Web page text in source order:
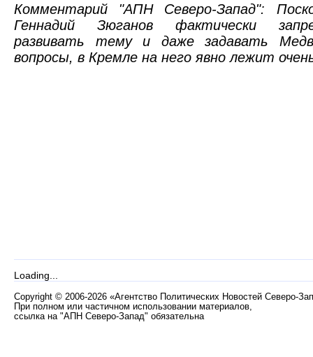
Комментарий "АПН Северо-Запад":
Геннадий Зюганов фактически
развивать тему и даже задавать
вопросы, в Кремле на него явно лежит
Loading...
Copyright © 2006-2026 «Агентство Политических Новостей Северо-
При полном или частичном использовании материалов,
ссылка на "АПН Северо-Запад" обязательна